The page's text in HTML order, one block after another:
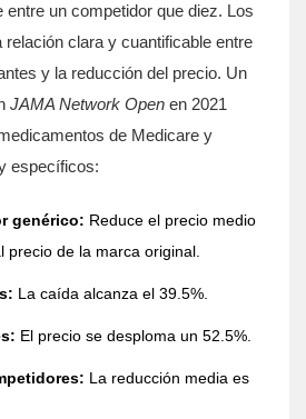
entre un competidor que diez. Los
clara y cuantificable entre
y la reducción del precio. Un
JAMA Network Open en 2021
de Medicare y
específicos:
genérico: Reduce el precio medio
precio de la marca original.
La caída alcanza el 39.5%.
El precio se desploma un 52.5%.
La reducción media es